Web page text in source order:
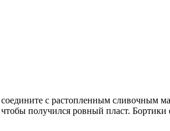
с растопленным сливочным
получился ровный пласт.